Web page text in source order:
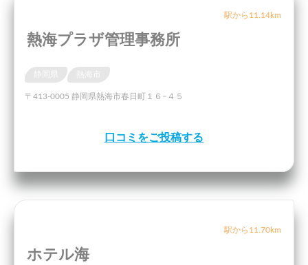
駅から11.14km
熱海プラザ管理事務所
〒413-0005 静岡県熱海市春日町１６−４５
口コミをご投稿する
駅から11.70km
ホテル海